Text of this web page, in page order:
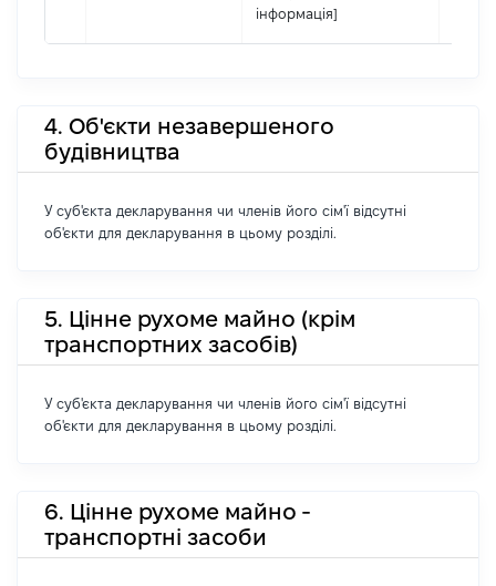
інформація]
4. Об'єкти незавершеного
будівництва
У суб'єкта декларування чи членів його сім'ї відсутні
об'єкти для декларування в цьому розділі.
5. Цінне рухоме майно (крім
транспортних засобів)
У суб'єкта декларування чи членів його сім'ї відсутні
об'єкти для декларування в цьому розділі.
6. Цінне рухоме майно -
транспортні засоби